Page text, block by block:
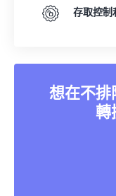
存取控制
想在不排
轉